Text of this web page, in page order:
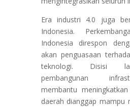
Era industri 4.0 juga
Indonesia.
Indonesia direspon
akan penguasaan
teknologi. Disisi
pembangunan
membantu
daerah dianggap mampu